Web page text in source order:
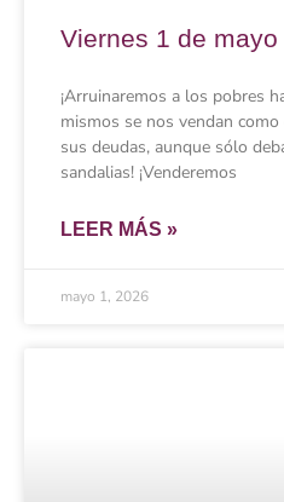
Viernes 1 de mayo
¡Arruinaremos a los pobres
mismos se nos vendan
sus deudas, aunque sólo
sandalias! ¡Venderemos
LEER MÁS »
mayo 1, 2026